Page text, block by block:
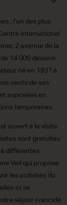
; l’un des plus
International
2 avenue de la
14 000 dessins
né en 1931 à
cents de ses
exposées en
temporaires.
ouvert à la visite
sont gratuites
à différentes
Veil qui propose
les activités du
ci se
séjour coïncide